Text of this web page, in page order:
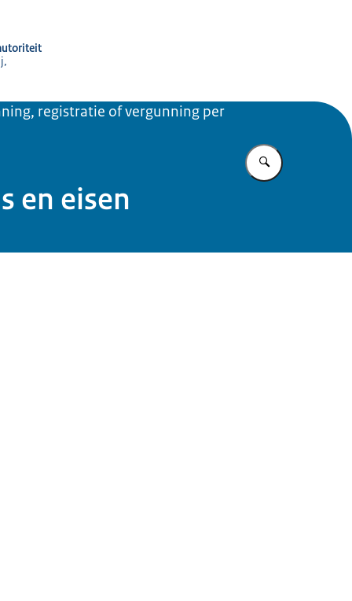
registratie of vergunning per
en eisen